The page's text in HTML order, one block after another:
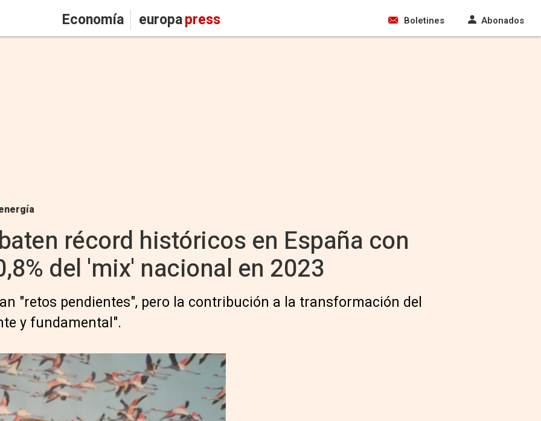
Economía europapress Boletines Abonados
récord históricos en España con
del 'mix' nacional en 2023
"retos pendientes", pero la contribución a la transformación del
y fundamental".